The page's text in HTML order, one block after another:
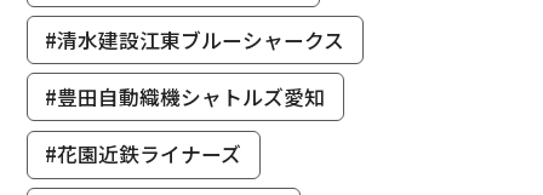
#清水建設江東ブルーシャークス
#豊田自動織機シャトルズ愛知
#花園近鉄ライナーズ